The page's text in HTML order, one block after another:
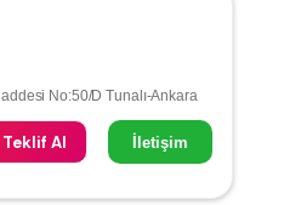
No:50/D Tunalı-Ankara
Al İletişim